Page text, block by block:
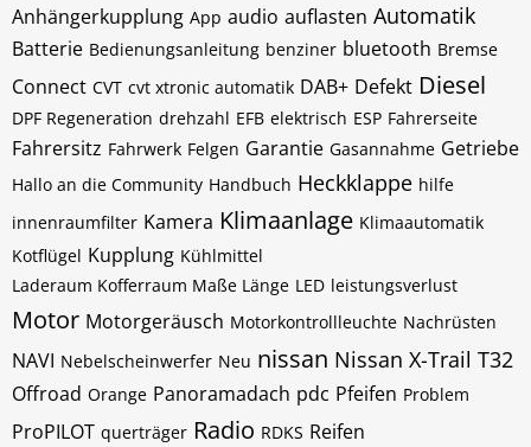
Anhängerkupplung App audio auflasten Automatik
Batterie Bedienungsanleitung benziner bluetooth Bremse
Connect CVT cvt xtronic automatik DAB+ Defekt Diesel
DPF Regeneration drehzahl EFB elektrisch ESP Fahrerseite
Fahrersitz Fahrwerk Felgen Garantie Gasannahme Getriebe
Hallo an die Community Handbuch Heckklappe hilfe
innenraumfilter Kamera Klimaanlage Klimaautomatik
Kotflügel Kupplung Kühlmittel
Laderaum Kofferraum Maße Länge LED leistungsverlust
Motor Motorgeräusch Motorkontrollleuchte Nachrüsten
NAVI Nebelscheinwerfer Neu nissan Nissan X-Trail T32
Offroad Orange Panoramadach pdc Pfeifen Problem
ProPILOT querträger Radio RDKS Reifen